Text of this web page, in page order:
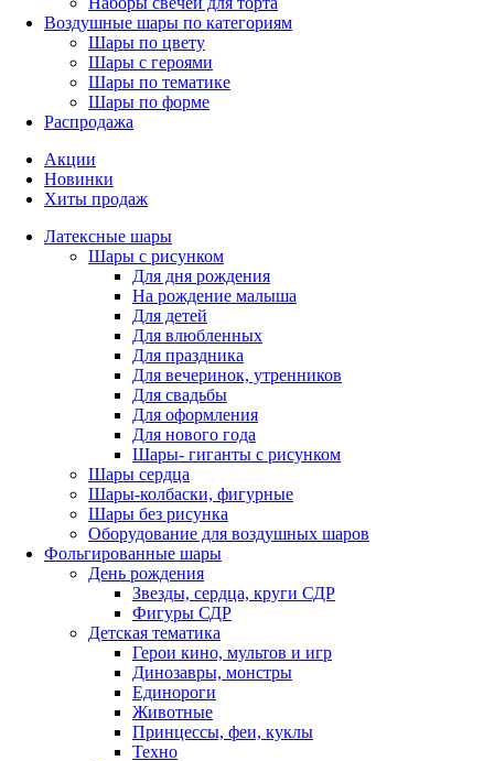
Воздушные шары по категориям
Шары по цвету
Шары с героями
Шары по тематике
Шары по форме
Распродажа
Акции
Новинки
Хиты продаж
Латексные шары
Шары с рисунком
Для дня рождения
На рождение малыша
Для детей
Для влюбленных
Для праздника
Для вечеринок, утренников
Для свадьбы
Для оформления
Для нового года
Шары- гиганты с рисунком
Шары сердца
Шары-колбаски, фигурные
Шары без рисунка
Оборудование для воздушных шаров
Фольгированные шары
День рождения
Звезды, сердца, круги СДР
Фигуры СДР
Детская тематика
Герои кино, мультов и игр
Динозавры, монстры
Единороги
Животные
Принцессы, феи, куклы
Техно